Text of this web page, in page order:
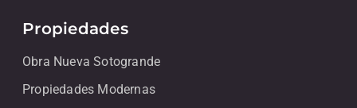
Propiedades
Obra Nueva Sotogrande
Propiedades Modernas